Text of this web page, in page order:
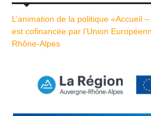
L’animation de la politique «Accueil
est cofinancée par l’Union
Rhône-Alpes